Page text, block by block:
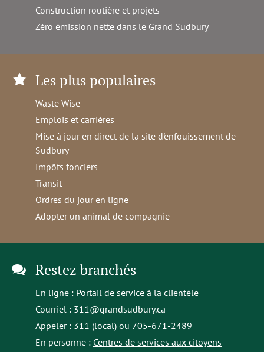
Construction routière et projets
Zéro émission nette dans le Grand Sudbury
Les plus populaires
Waste Wise
Emplois et carrières
Mise à jour en direct de la site d'enfouissement de
Sudbury
Impôts fonciers
Transit
Ordres du jour en ligne
Adopter un animal de compagnie
Restez branchés
En ligne : Portail de service à la clientèle
Courriel : 311@grandsudbury.ca
Appeler : 311 (local) ou 705-671-2489
En personne : Centres de services aux citoyens